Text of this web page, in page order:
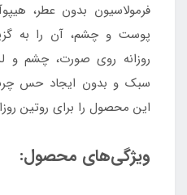
فرمولاسیون بدون عطر،
پوست و چشم، آن را به
روزانه روی صورت، چشم و
سبک و بدون ایجاد حس
این محصول را برای روتین
ویژگی‌های محصول: